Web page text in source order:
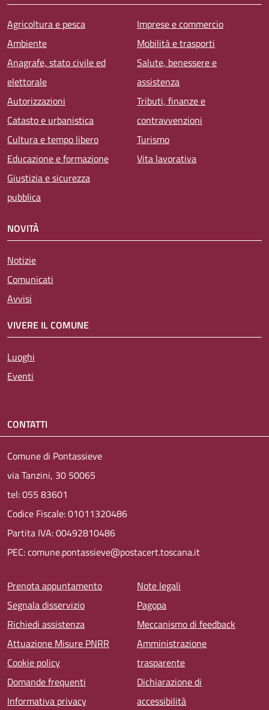
Agricoltura e pesca
Ambiente
Anagrafe, stato civile ed
elettorale
Autorizzazioni
Catasto e urbanistica
Cultura e tempo libero
Educazione e formazione
Giustizia e sicurezza
pubblica
Imprese e commercio
Mobilità e trasporti
Salute, benessere e
assistenza
Tributi, finanze e
contravvenzioni
Turismo
Vita lavorativa
NOVITÀ
Notizie
Comunicati
Avvisi
VIVERE IL COMUNE
Luoghi
Eventi
CONTATTI
Comune di Pontassieve
via Tanzini, 30 50065
tel: 055 83601
Codice Fiscale: 01011320486
Partita IVA: 00492810486
PEC: comune.pontassieve@postacert.toscana.it
Menu piè di pagina
Prenota appuntamento
Segnala disservizio
Richiedi assistenza
Attuazione Misure PNRR
Cookie policy
Domande frequenti
Informativa privacy
Note legali
Pagopa
Meccanismo di feedback
Amministrazione
trasparente
Dichiarazione di
accessibilità